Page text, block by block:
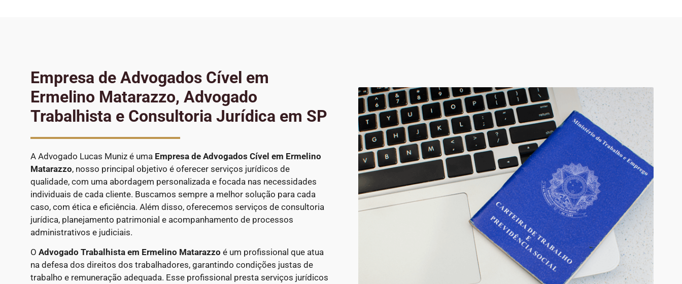
Empresa de Advogados Cível em
Ermelino Matarazzo, Advogado
Trabalhista e Consultoria Jurídica em SP
A Advogado Lucas Muniz é uma Empresa de Advogados Cível em Ermelino
Matarazzo, nosso principal objetivo é oferecer serviços jurídicos de
qualidade, com uma abordagem personalizada e focada nas necessidades
individuais de cada cliente. Buscamos sempre a melhor solução para cada
caso, com ética e eficiência. Além disso, oferecemos serviços de consultoria
jurídica, planejamento patrimonial e acompanhamento de processos
administrativos e judiciais.
O Advogado Trabalhista em Ermelino Matarazzo é um profissional que atua
na defesa dos direitos dos trabalhadores, garantindo condições justas de
trabalho e remuneração adequada. Esse profissional presta serviços jurídicos